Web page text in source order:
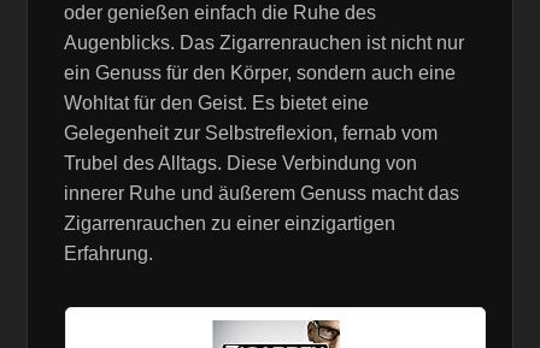
oder genießen einfach die Ruhe des
Augenblicks. Das Zigarrenrauchen ist nicht nur
ein Genuss für den Körper, sondern auch eine
Wohltat für den Geist. Es bietet eine
Gelegenheit zur Selbstreflexion, fernab vom
Trubel des Alltags. Diese Verbindung von
innerer Ruhe und äußerem Genuss macht das
Zigarrenrauchen zu einer einzigartigen
Erfahrung.